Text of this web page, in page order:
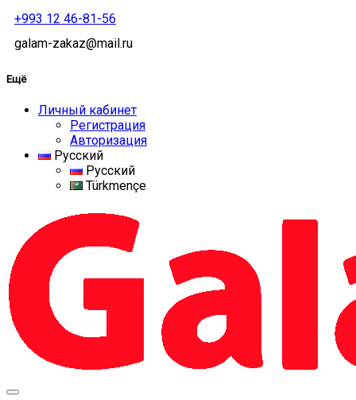
+993 12 46-81-56
galam-zakaz@mail.ru
Ещё
Личный кабинет
Регистрация
Авторизация
Русский
Русский
Türkmençe